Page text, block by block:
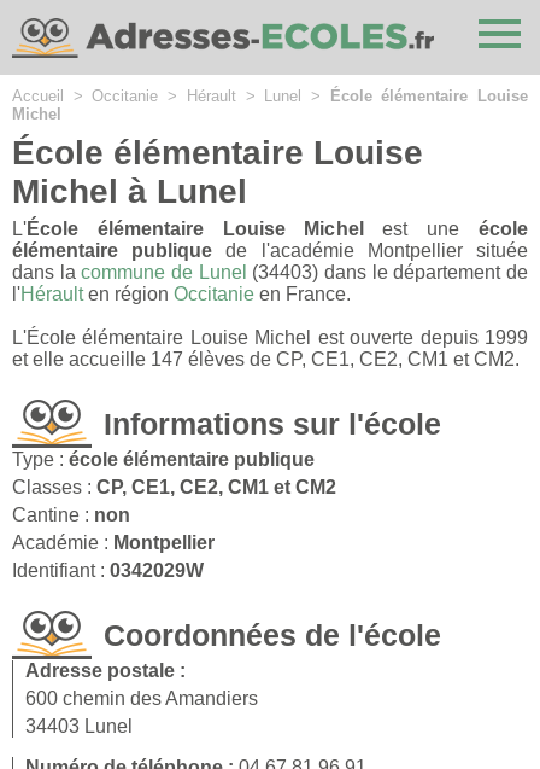
Accueil >Occitanie > Hérault> Lunel >
École élémentaire Louise
Michel
École élémentaire Louise
Michel à Lunel
L'École élémentaire Louise Michel est une école
élémentaire publique de l'académie Montpellier située
dans lacommune de Lunel (34403) dans le département de
l'Héraulten région Occitanie en France.
L'École élémentaire Louise Michel est ouverte depuis 1999
et elle accueille 147 élèves de CP, CE1, CE2, CM1 et CM2.
Informations sur l'école
Type : école élémentaire publique
Classes : CP, CE1, CE2, CM1 et CM2
Cantine : non
Académie : Montpellier
Identifiant : 0342029W
Coordonnées de l'école
Adresse postale :
600 chemin des Amandiers
34403 Lunel